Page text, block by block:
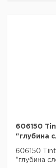
606150
"глубина
606150
"глубина